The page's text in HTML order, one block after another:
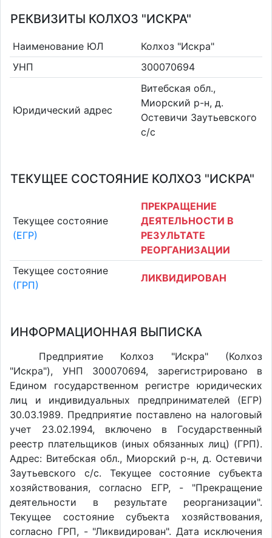
РЕКВИЗИТЫ КОЛХОЗ "ИСКРА"
Наименование ЮЛ
Колхоз "Искра"
УНП
300070694
Юридический адрес
Витебская обл.,
Миорский р-н, д.
Остевичи Заутьевского
с/с
ТЕКУЩЕЕ СОСТОЯНИЕ КОЛХОЗ "ИСКРА"
Текущее состояние
(ЕГР)
ПРЕКРАЩЕНИЕ
ДЕЯТЕЛЬНОСТИ В
РЕЗУЛЬТАТЕ
РЕОРГАНИЗАЦИИ
Текущее состояние
(ГРП)
ЛИКВИДИРОВАН
ИНФОРМАЦИОННАЯ ВЫПИСКА
Предприятие Колхоз "Искра" (Колхоз
"Искра"), УНП 300070694, зарегистрировано в
Едином государственном регистре юридических
лиц и индивидуальных предпринимателей (ЕГР)
30.03.1989. Предприятие поставлено на налоговый
учет 23.02.1994, включено в Государственный
реестр плательщиков (иных обязанных лиц) (ГРП).
Адрес: Витебская обл., Миорский р-н, д. Остевичи
Заутьевского с/с. Текущее состояние субъекта
хозяйствования, согласно ЕГР, - "Прекращение
деятельности в результате реорганизации".
Текущее состояние субъекта хозяйствования,
согласно ГРП, - "Ликвидирован". Дата исключения